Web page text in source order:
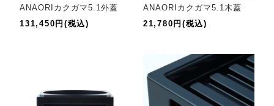
ANAORIカクガマ5.1外蓋
131,450円(税込)
ANAORIカクガマ5.1木蓋
21,780円(税込)